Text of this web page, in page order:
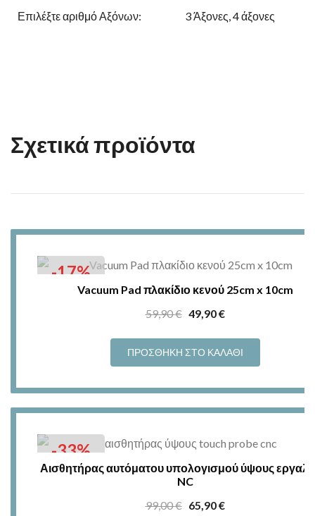
Επιλέξτε αριθμό Αξόνων: 3 Άξονες, 4 άξονες
Σχετικά προϊόντα
-17%
Vacuum Pad πλακίδιο κενού 25cm x 10cm
59,90€ Original
was:
59,90 €.
49,90€Η
τιμή
είναι:
49,90 €.
ΠΡΟΣΘΉΚΗ ΣΤΟ ΚΑΛΆΘΙ
-33%
Αισθητήρας αυτόματου υπολογισμού ύψους
NC
99,00€ Original
65,90€Η